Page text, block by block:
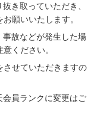
き取っていただき、
願いいたします。
事故などが発生した場
ください。
させていただきますの
員ランクに変更はご